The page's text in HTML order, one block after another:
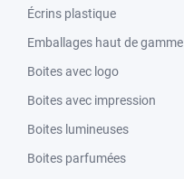
Écrins plastique
Emballages haut de gamme
Boites avec logo
Boites avec impression
Boites lumineuses
Boites parfumées